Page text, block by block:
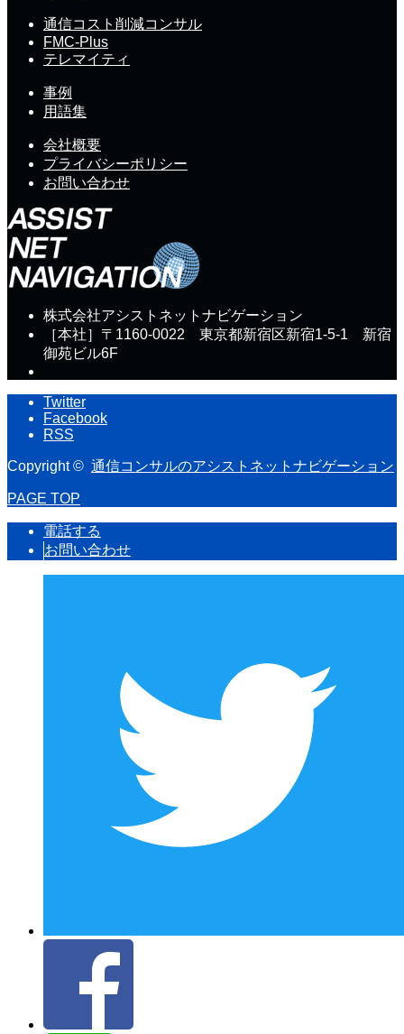
通信コスト削減コンサル
FMC-Plus
テレマイティ
事例
用語集
会社概要
プライバシーポリシー
お問い合わせ
株式会社アシストネットナビゲーション
［本社］〒1160-0022 東京都新宿区新宿1-5-1 新宿
御苑ビル6F
Twitter
Facebook
RSS
Copyright © 通信コンサルのアシストネットナビゲーション
PAGE TOP
電話する
お問い合わせ